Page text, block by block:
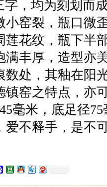
字，均为刻划而
小窑裂，瓶口微
莲花纹，瓶下半
满丰厚，造型亦
数处，其釉在阳
镇窑之特点，亦
毫米，底足径
爱不释手，是不